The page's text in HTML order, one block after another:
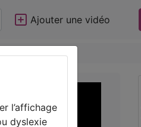
Ajouter une vidéo
l’affichage
dyslexie